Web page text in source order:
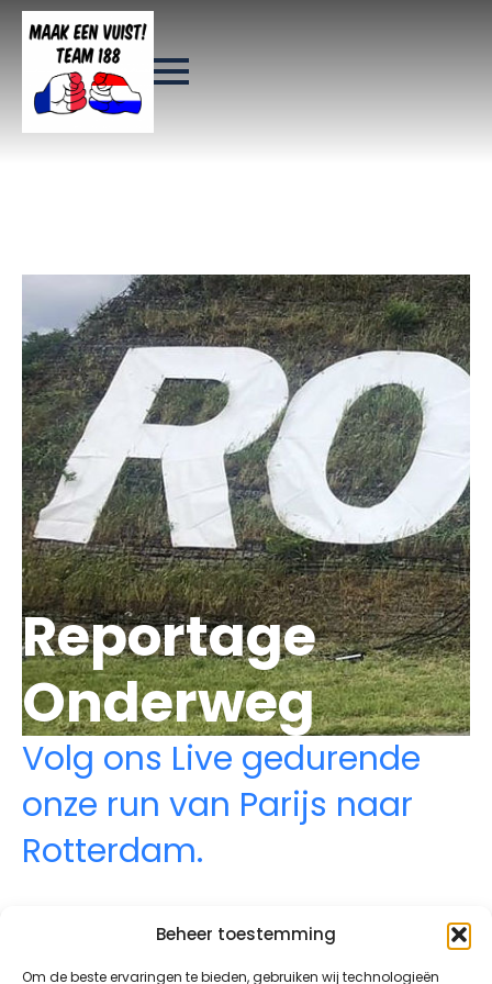
Beheer toestemming
Om de beste ervaringen te bieden, gebruiken wij technologieën
Reportage
Onderweg
Volg ons Live gedurende
onze run van Parijs naar
Rotterdam.